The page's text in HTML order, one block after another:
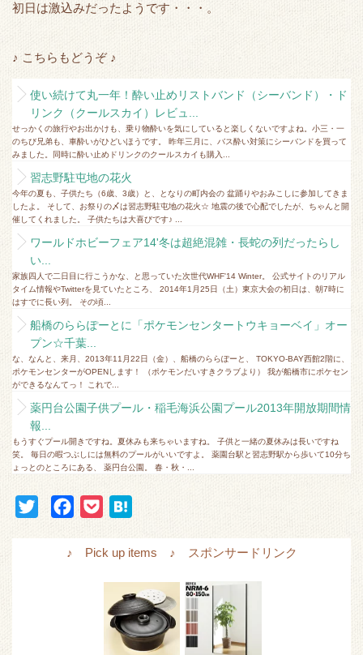
初日は激込みだったようです・・・。
♪ こちらもどうぞ ♪
使い続けて丸一年！酔い止めリストバンド（シーバンド）・ド
リンク（クールスカイ）レビュ...
せっかくの旅行やお出かけも、乗り物酔いを気にしていると楽しくないですよね。小三・一
のちび兄弟も、車酔いがひどいほうです。 昨年三月に、バス酔い対策にシーバンドを買って
みました。同時に酔い止めドリンクのクールスカイも購入...
習志野駐屯地の花火
今年の夏も、子供たち（6歳、3歳）と、となりの町内会の 盆踊りやおみこしに参加してきま
したよ。 そして、お祭りの〆は習志野駐屯地の花火☆ 地震の後で心配でしたが、ちゃんと開
催してくれました。 子供たちは大喜びです♪ ...
ワールドホビーフェア14'冬は超絶混雑・長蛇の列だったらし
い...
家族四人で二日目に行こうかな、と思っていた次世代WHF'14 Winter。 公式サイトのリアル
タイム情報やTwitterを見ていたところ、 2014年1月25日（土）東京大会の初日は、朝7時に
はすでに長い列。 その頃...
船橋のららぽーとに「ポケモンセンタートウキョーベイ」オー
プン☆千葉...
な、なんと、来月、2013年11月22日（金）、船橋のららぽーと、 TOKYO-BAY西館2階に、
ポケモンセンターがOPENします！ （ポケモンだいすきクラブより） 我が船橋市にポケセン
ができるなんてっ！ これで...
薬円台公園子供プール・稲毛海浜公園プール2013年開放期間情
報...
もうすぐプール開きですね。夏休みも来ちゃいますね。 子供と一緒の夏休みは長いですね
笑。 毎日の暇つぶしには無料のプールがいいですよ。 薬園台駅と習志野駅から歩いて10分ち
ょっとのところにある、 薬円台公園。 春・秋・...
c
t
n
a
♪ Pick up items ♪ スポンサードリンク